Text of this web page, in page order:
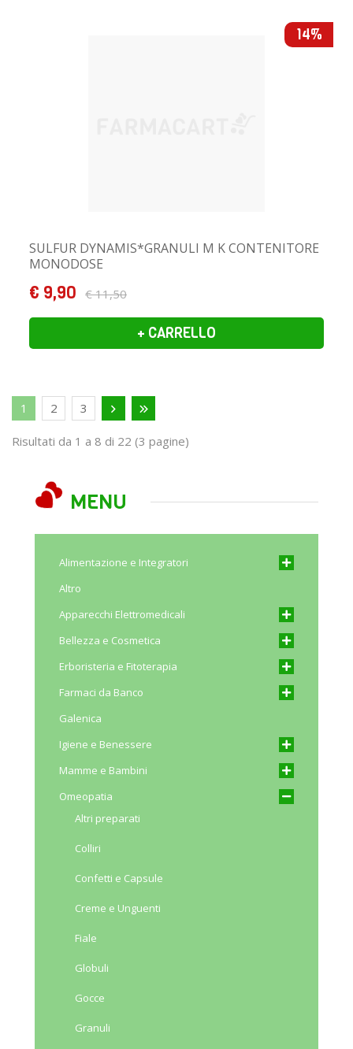
14%
SULFUR DYNAMIS*GRANULI M K CONTENITORE
MONODOSE
€ 9,90 € 11,50
+ CARRELLO
1 2 3
Risultati da 1 a 8 di 22 (3 pagine)
MENU
Alimentazione e Integratori
Altro
Apparecchi Elettromedicali
Bellezza e Cosmetica
Erboristeria e Fitoterapia
Farmaci da Banco
Galenica
Igiene e Benessere
Mamme e Bambini
Omeopatia
Altri preparati
Colliri
Confetti e Capsule
Creme e Unguenti
Fiale
Globuli
Gocce
Granuli